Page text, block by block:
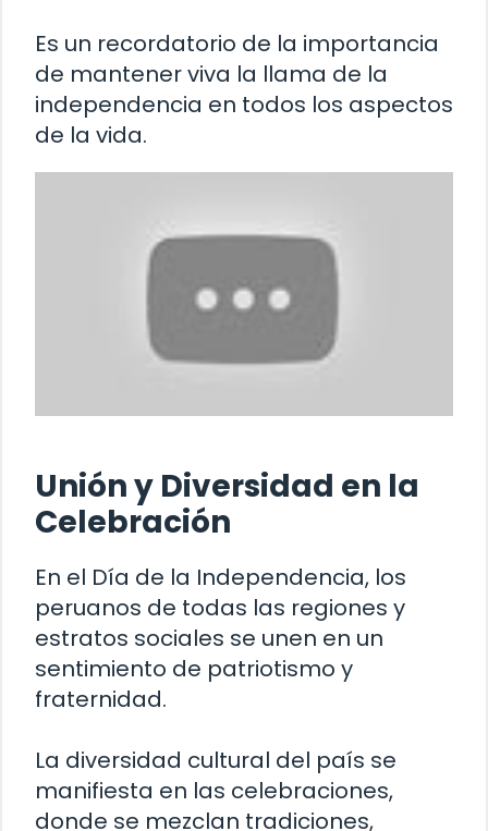
Es un recordatorio de la importancia
de mantener viva la llama de la
independencia en todos los aspectos
de la vida.
Unión y Diversidad en la
Celebración
En el Día de la Independencia, los
peruanos de todas las regiones y
estratos sociales se unen en un
sentimiento de patriotismo y
fraternidad.
La diversidad cultural del país se
manifiesta en las celebraciones,
donde se mezclan tradiciones,